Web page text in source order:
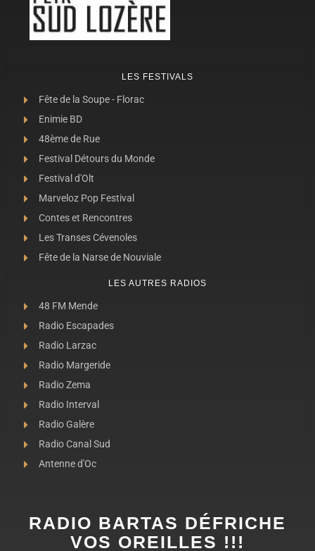
LES FESTIVALS
Fête de la Soupe - Florac
Enimie BD
48ème de Rue
Festival Détours du Monde
Festival d'Olt
Marveloz Pop Festival
Contes et Rencontres
Les Transes Cévenoles
Fête de la Narse de Nouviale
LES AUTRES RADIOS
48 FM Mende
Radio Escapades
Radio Larzac
Radio Margeride
Radio Zema
Radio Interval
Radio Galère
Radio Canal Sud
Antenne d'Oc
RADIO BARTAS DÉFRICHE
VOS OREILLES !!!